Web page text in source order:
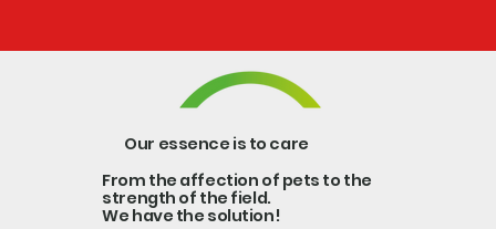
Our essence is to care
From the affection of pets to the
strength of the field.
We have the solution!